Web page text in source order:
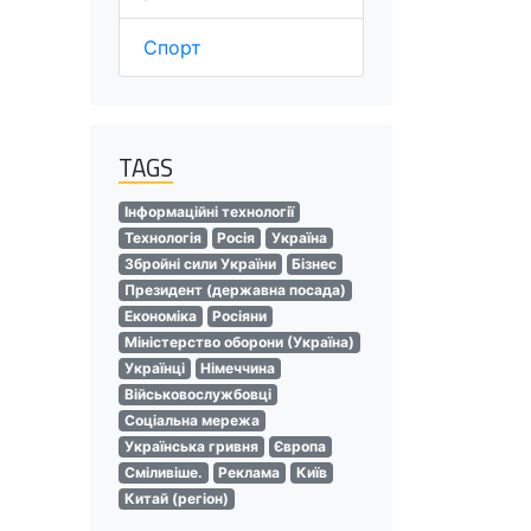
Спорт
TAGS
Інформаційні технології
Технологія
Росія
Україна
Збройні сили України
Бізнес
Президент (державна посада)
Економіка
Росіяни
Міністерство оборони (Україна)
Українці
Німеччина
Військовослужбовці
Соціальна мережа
Українська гривня
Європа
Сміливіше.
Реклама
Київ
Китай (регіон)